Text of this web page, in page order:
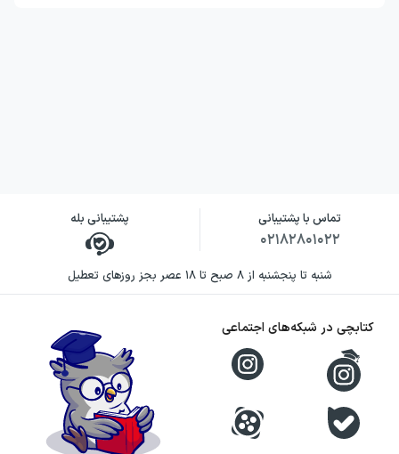
تماس با پشتیبانی
۰۲۱۸۲۸۰۱۰۲۲
پشتیبانی بله
شنبه تا پنجشنبه از ۸ صبح تا ۱۸ عصر بجز روزهای تعطیل
کتابچی در شبکه‌های اجتماعی